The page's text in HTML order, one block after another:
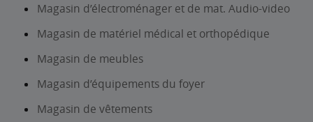
Magasin d’électroménager et de mat. Audio-video
Magasin de matériel médical et orthopédique
Magasin de meubles
Magasin d’équipements du foyer
Magasin de vêtements